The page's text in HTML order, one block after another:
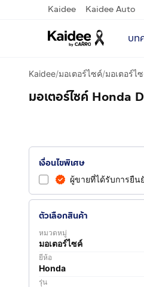
Kaidee Kaidee Auto
บท
Kaidee/มอเตอร์ไซค์/มอเตอร์ไ
มอเตอร์ไซค์ Honda
เงื่อนไขพิเศษ
ผู้ขายที่ได้รับการยืน
ตัวเลือกสินค้า
หมวดหมู่
มอเตอร์ไซค์
ยี่ห้อ
Honda
รุ่น